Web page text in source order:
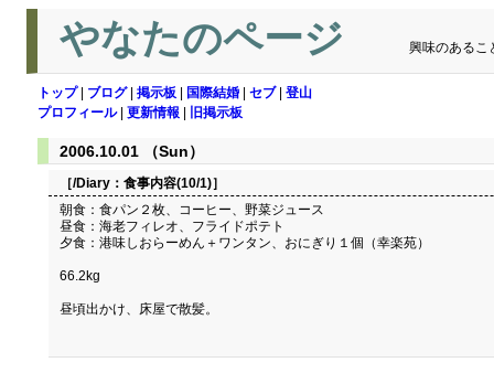
やなたのページ 興味のあるこ
トップ| ブログ| 掲示板 国際結婚 セブ| 登山
プロフィール| 更新情報 旧掲示板
2006.10.01 （Sun）
［/Diary： 食事内容(10/1)］
朝食：食パン２枚、コーヒー、野菜ジュース
昼食：海老フィレオ、フライドポテト
夕食：港味しおらーめん＋ワンタン、おにぎり１個（幸楽苑）
66.2kg
昼頃出かけ、床屋で散髪。